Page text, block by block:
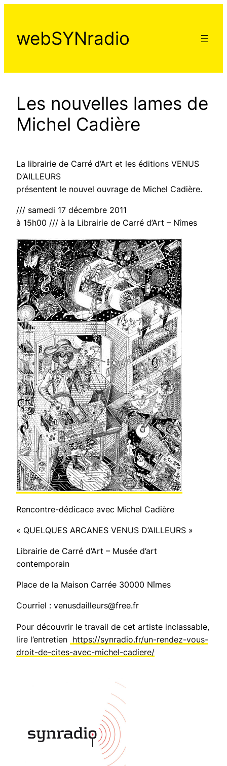
contenu
webSYNradio
Les nouvelles lames de
Michel Cadière
La librairie de Carré d’Art et les éditions VENUS
D’AILLEURS
présentent le nouvel ouvrage de Michel Cadière.
/// samedi 17 décembre 2011
à 15h00 /// à la Librairie de Carré d’Art – Nîmes
Rencontre-dédicace avec Michel Cadière
« QUELQUES ARCANES VENUS D’AILLEURS »
Librairie de Carré d’Art – Musée d’art
contemporain
Place de la Maison Carrée 30000 Nîmes
Courriel : venusdailleurs@free.fr
Pour découvrir le travail de cet artiste inclassable,
lire l’entretien https://synradio.fr/un-rendez-vous-
droit-de-cites-avec-michel-cadiere/